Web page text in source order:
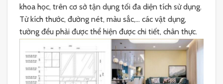
khoa học, trên cơ sở tận dụng tối đa diện tích sử dụng.
Từ kích thước, đường nét, màu sắc,… các vật dụng,
tường đều phải được thể hiện được chi tiết, chân thực.